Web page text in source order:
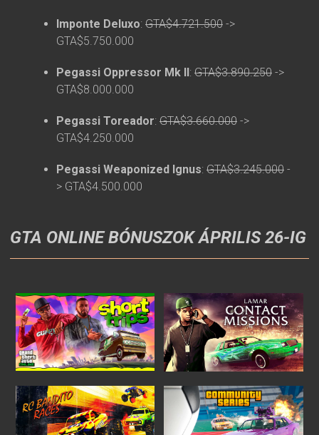
Imponte Deluxo: GTA$4.721.500 ->
GTA$5.750.000
Pegassi Oppressor Mk II: GTA$3.890.250 ->
GTA$8.000.000
Pegassi Toreador: GTA$3.660.000 ->
GTA$4.250.000
Pegassi Weaponized Ignus: GTA$3.245.000 -
> GTA$4.500.000
GTA ONLINE BÓNUSZOK ÁPRILIS 26-IG